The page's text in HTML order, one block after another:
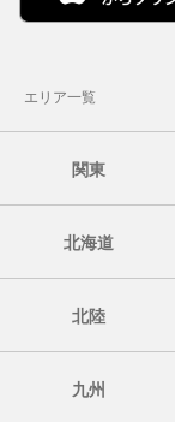
エリア一覧
関東
北海道
北陸
九州